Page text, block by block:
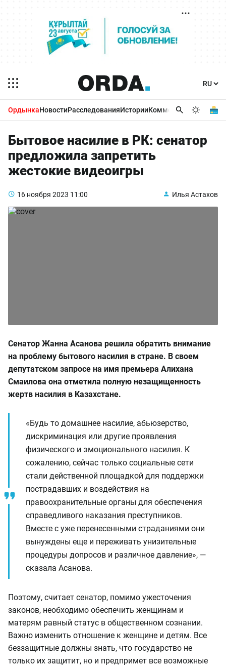
ОрдынкаНовостиРасследованияИсторииКомментарииБизнес
Бытовое насилие в РК: сенатор
предложила запретить
жестокие видеоигры
16 ноября 2023 11:00 Илья Астахов
Сенатор Жанна Асанова решила обратить внимание
на проблему бытового насилия в стране. В своем
депутатском запросе на имя премьера Алихана
Смаилова она отметила полную незащищенность
жертв насилия в Казахстане.
«Будь то домашнее насилие, абьюзерство,
дискриминация или другие проявления
физического и эмоционального насилия. К
сожалению, сейчас только социальные сети
стали действенной площадкой для поддержки
пострадавших и воздействия на
правоохранительные органы для обеспечения
справедливого наказания преступников.
Вместе с уже перенесенными страданиями они
вынуждены еще и переживать унизительные
процедуры допросов и различное давление», —
сказала Асанова.
Поэтому, считает сенатор, помимо ужесточения
законов, необходимо обеспечить женщинам и
матерям равный статус в общественном сознании.
Важно изменить отношение к женщине и детям. Все
беззащитные должны знать, что государство не
только их защитит, но и предпримет все возможные